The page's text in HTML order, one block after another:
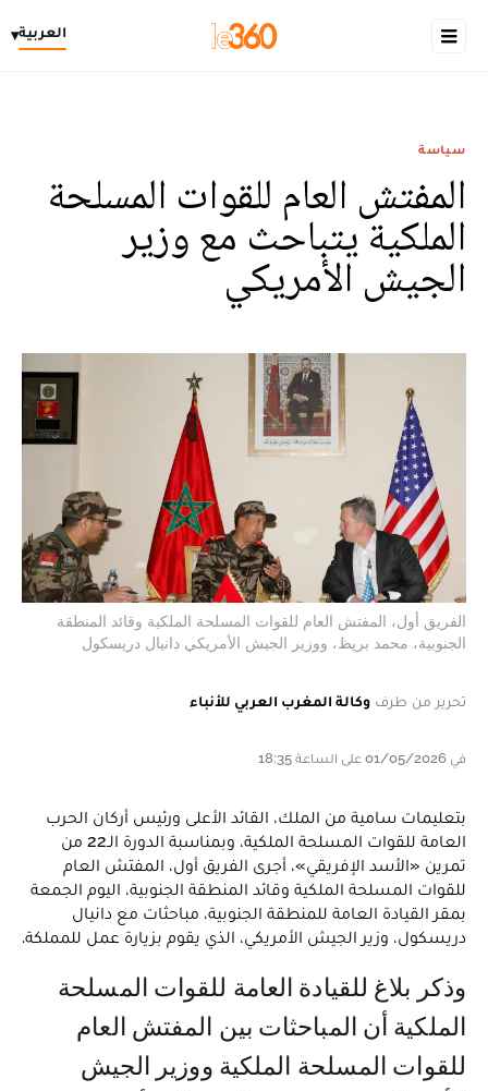
العربية▾
سياسة
المفتش العام للقوات المسلحة
الملكية يتباحث مع وزير
الجيش الأمريكي
الفريق أول، المفتش العام للقوات المسلحة الملكية وقائد المنطقة
الجنوبية، محمد بريظ، ووزير الجيش الأمريكي دانيال دريسكول
تحرير من طرف وكالة المغرب العربي للأنباء
في 01/05/2026 على الساعة 18:35
بتعليمات سامية من الملك، القائد الأعلى ورئيس أركان الحرب
العامة للقوات المسلحة الملكية، وبمناسبة الدورة الـ22 من
تمرين «الأسد الإفريقي»، أجرى الفريق أول، المفتش العام
للقوات المسلحة الملكية وقائد المنطقة الجنوبية، اليوم الجمعة
بمقر القيادة العامة للمنطقة الجنوبية، مباحثات مع دانيال
دريسكول، وزير الجيش الأمريكي، الذي يقوم بزيارة عمل للمملكة.
وذكر بلاغ للقيادة العامة للقوات المسلحة
الملكية أن المباحثات بين المفتش العام
للقوات المسلحة الملكية ووزير الجيش